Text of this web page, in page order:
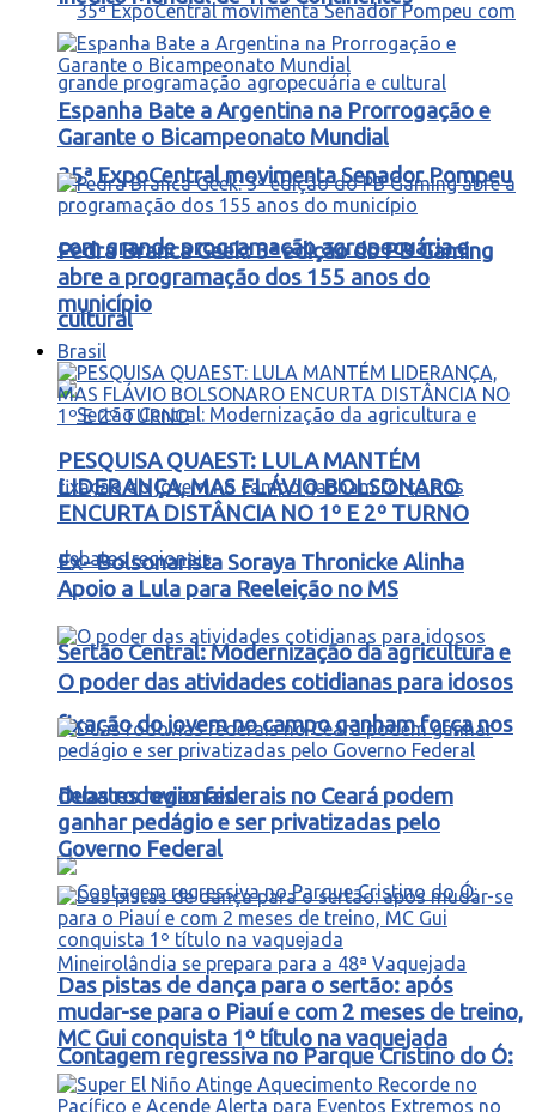
35ª ExpoCentral movimenta Senador Pompeu
com grande programação agropecuária e
cultural
Sertão Central: Modernização da agricultura e
fixação do jovem no campo ganham força nos
debates regionais
Contagem regressiva no Parque Cristino do Ó:
Espanha Bate a Argentina na Prorrogação e
Garante o Bicampeonato Mundial
Pedra Branca Geek: 3ª edição do PB Gaming
abre a programação dos 155 anos do
município
Brasil
PESQUISA QUAEST: LULA MANTÉM
LIDERANÇA, MAS FLÁVIO BOLSONARO
ENCURTA DISTÂNCIA NO 1º E 2º TURNO
Ex- Bolsonarista Soraya Thronicke Alinha
Apoio a Lula para Reeleição no MS
O poder das atividades cotidianas para idosos
Duas rodovias federais no Ceará podem
ganhar pedágio e ser privatizadas pelo
Governo Federal
Das pistas de dança para o sertão: após
mudar-se para o Piauí e com 2 meses de treino,
MC Gui conquista 1º título na vaquejada